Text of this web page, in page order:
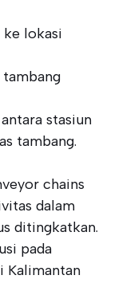
ke lokasi
stasiun
tambang.
chains
dalam
ditingkatkan.
pada
Kalimantan